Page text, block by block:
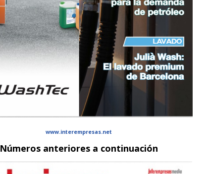
www.interempresas.net
Números anteriores a continuación